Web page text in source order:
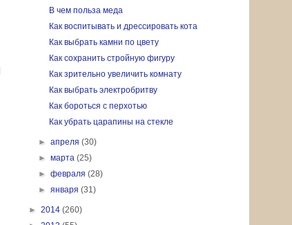
В чем польза меда
Как воспитывать и дрессировать кота
Как выбрать камни по цвету
Как сохранить стройную фигуру
Как зрительно увеличить комнату
Как выбрать электробритву
Как бороться с перхотью
Как убрать царапины на стекле
►апреля(30)
►марта(25)
►февраля(28)
►января(31)
► 2014 (260)